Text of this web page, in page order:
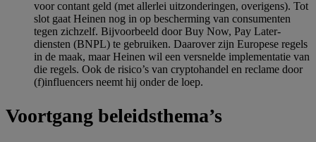
voor contant geld (met allerlei uitzonderingen, overigens). Tot
slot gaat Heinen nog in op bescherming van consumenten
tegen zichzelf. Bijvoorbeeld door Buy Now, Pay Later-
diensten (BNPL) te gebruiken. Daarover zijn Europese regels
in de maak, maar Heinen wil een versnelde implementatie van
die regels. Ook de risico’s van cryptohandel en reclame door
(f)influencers neemt hij onder de loep.
Voortgang beleidsthema’s